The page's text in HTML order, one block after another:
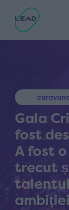
Gala
fost
A fost
trecut